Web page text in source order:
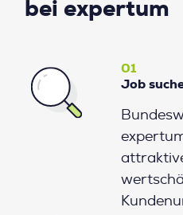
bei expertum
01
Job